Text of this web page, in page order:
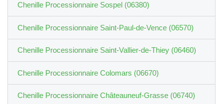
Chenille Processionnaire Sospel (06380)
Chenille Processionnaire Saint-Paul-de-Vence (06570)
Chenille Processionnaire Saint-Vallier-de-Thiey (06460)
Chenille Processionnaire Colomars (06670)
Chenille Processionnaire Châteauneuf-Grasse (06740)